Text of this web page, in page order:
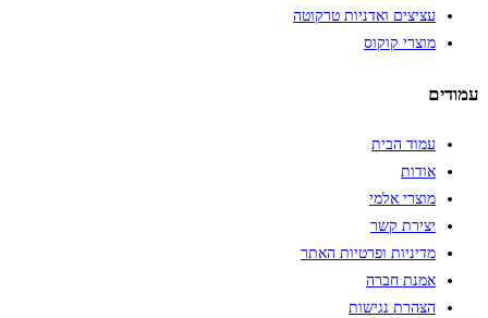
עציצים ואדניות טרקוטה
מוצרי קוקוס
עמודים
עמוד הבית
אודות
מוצרי אלמי
יצירת קשר
מדיניות ופרטיות האתר
אמנת חברה
הצהרת נגישות